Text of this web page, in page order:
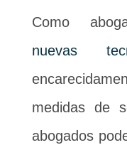
Como
nuevas
medidas de
abogados